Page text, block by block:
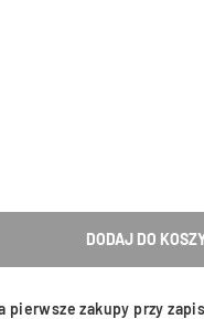
DODAJ DO
pierwsze zakupy przy